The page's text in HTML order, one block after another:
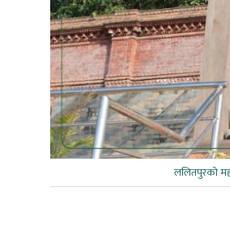
ललितपुरको